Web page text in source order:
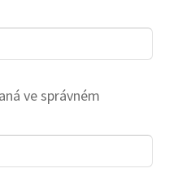
ve správném